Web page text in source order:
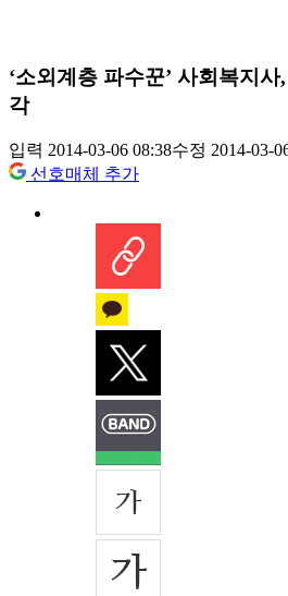
‘소외계층 파수꾼’ 사회복지사
각
입력 2014-03-06 08:38수정 2014-03-
선호매체 추가